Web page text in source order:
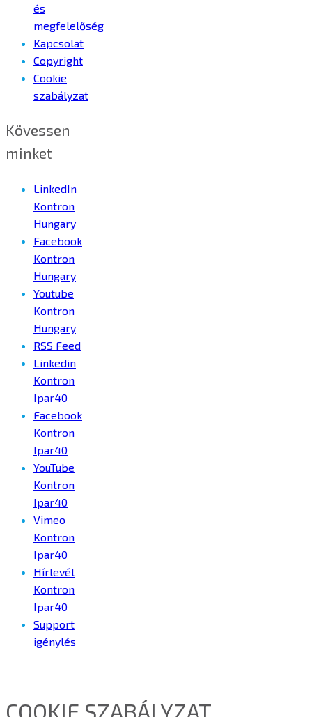
és
megfelelőség
Kapcsolat
Copyright
Cookie
szabályzat
Kövessen
minket
LinkedIn
Kontron
Hungary
Facebook
Kontron
Hungary
Youtube
Kontron
Hungary
RSS Feed
Linkedin
Kontron
Ipar40
Facebook
Kontron
Ipar40
YouTube
Kontron
Ipar40
Vimeo
Kontron
Ipar40
Hírlevél
Kontron
Ipar40
Support
igénylés
COOKIE SZABÁLYZAT